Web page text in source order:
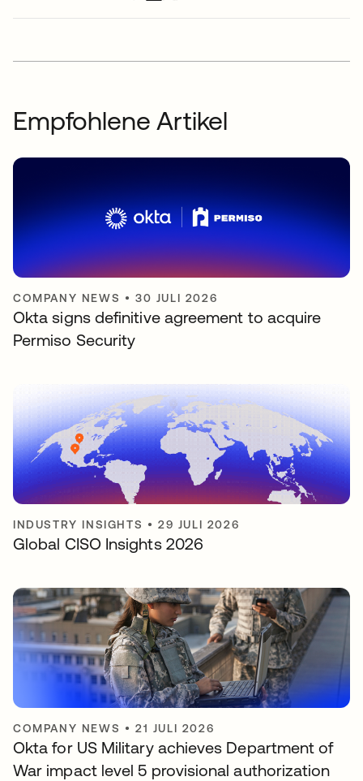
Empfohlene Artikel
COMPANY NEWS •30 JULI 2026
Okta signs definitive agreement to acquire
Permiso Security
INDUSTRY INSIGHTS •29 JULI 2026
Global CISO Insights 2026
COMPANY NEWS •21 JULI 2026
Okta for US Military achieves Department of
War impact level 5 provisional authorization